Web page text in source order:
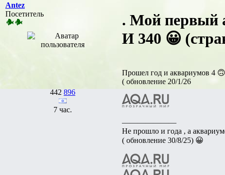
Antez
Посетитель
442 896
7 час.
. Мой первый
И 340 😀
Прошел год и аквариумов 4 🙃
( обновление 20/1/26
———————
Не прошло и года , а
( обновление 30/8/25) 😀